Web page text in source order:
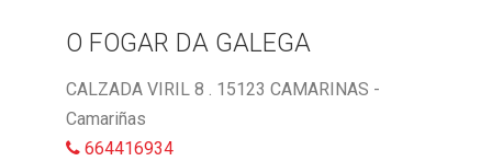
O FOGAR DA GALEGA
CALZADA VIRIL 8 . 15123 CAMARINAS -
Camariñas
664416934